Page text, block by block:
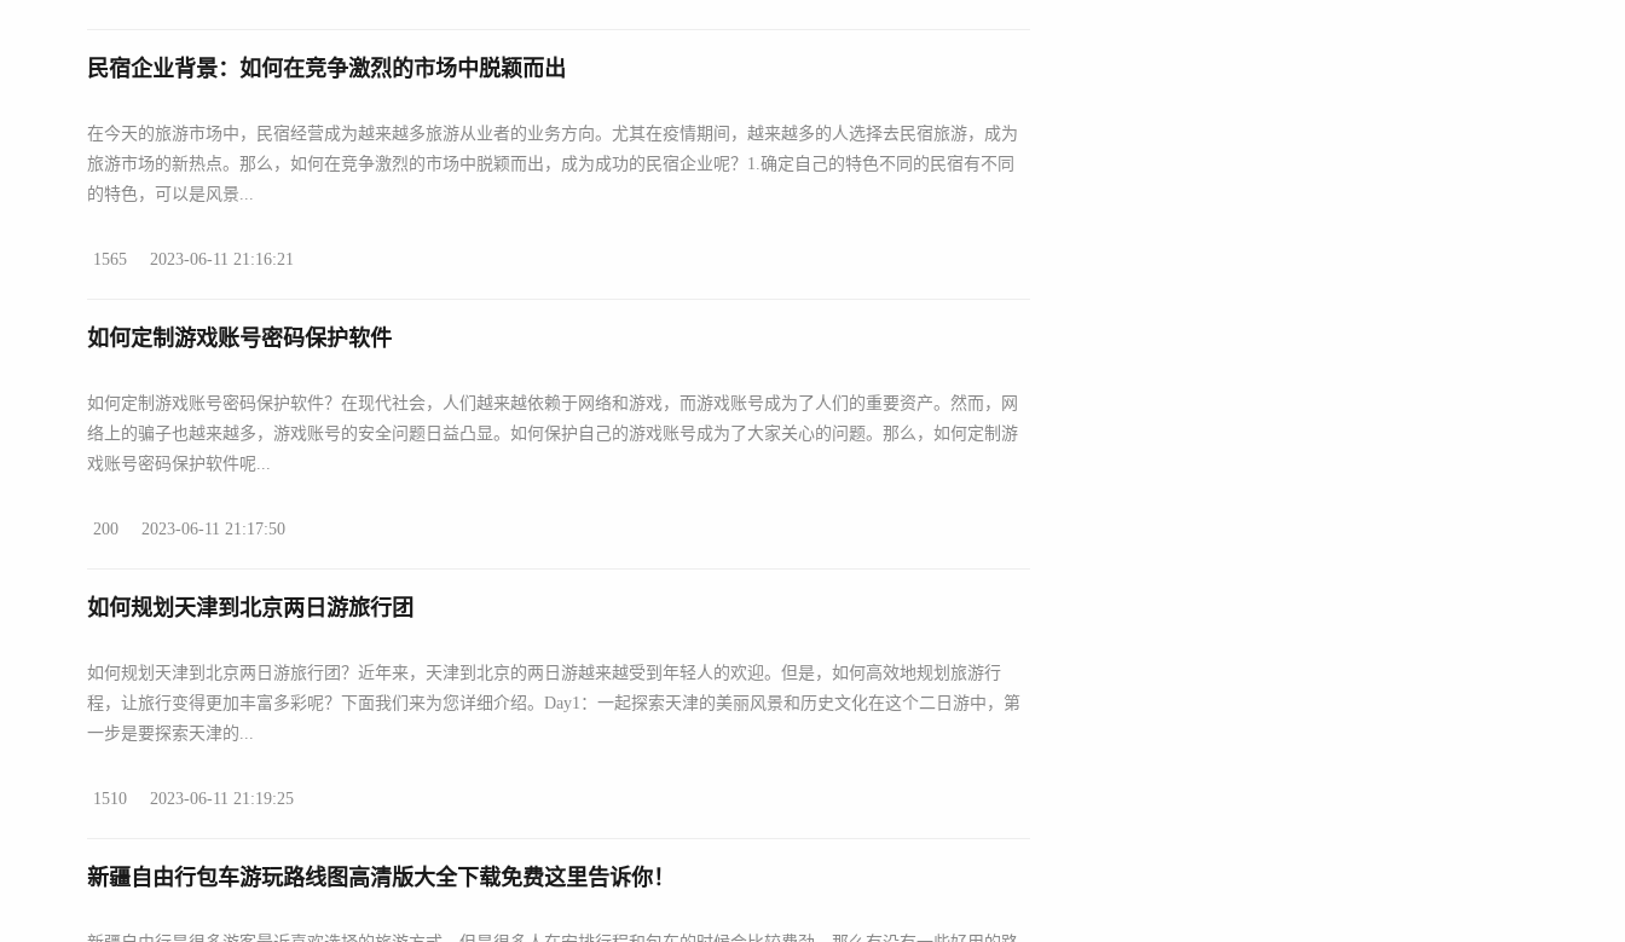
民宿企业背景：如何在竞争激烈的市场中脱颖而出
在今天的旅游市场中，民宿经营成为越来越多旅游从业者的业务方向。尤其在疫情期间，越来越多的人选择去民宿旅游，成为
旅游市场的新热点。那么，如何在竞争激烈的市场中脱颖而出，成为成功的民宿企业呢？1.确定自己的特色不同的民宿有不同
的特色，可以是风景...
1565 2023-06-11 21:16:21
如何定制游戏账号密码保护软件
如何定制游戏账号密码保护软件？在现代社会，人们越来越依赖于网络和游戏，而游戏账号成为了人们的重要资产。然而，网
络上的骗子也越来越多，游戏账号的安全问题日益凸显。如何保护自己的游戏账号成为了大家关心的问题。那么，如何定制游
戏账号密码保护软件呢...
200 2023-06-11 21:17:50
如何规划天津到北京两日游旅行团
如何规划天津到北京两日游旅行团？近年来，天津到北京的两日游越来越受到年轻人的欢迎。但是，如何高效地规划旅游行
程，让旅行变得更加丰富多彩呢？下面我们来为您详细介绍。Day1：一起探索天津的美丽风景和历史文化在这个二日游中，第
一步是要探索天津的...
1510 2023-06-11 21:19:25
新疆自由行包车游玩路线图高清版大全下载免费这里告诉你！